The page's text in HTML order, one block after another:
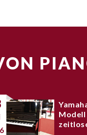
Modell